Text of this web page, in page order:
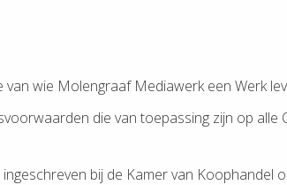
wie Molengraaf Mediawerk een Werk
die van toepassing zijn op
bij de Kamer van Koophandel